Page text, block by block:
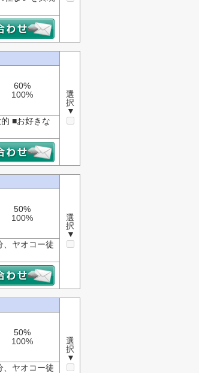
選
択
▼
60%
100%
■お好きな
選
択
▼
50%
100%
、ヤオコー徒
選
択
▼
50%
100%
、ヤオコー徒